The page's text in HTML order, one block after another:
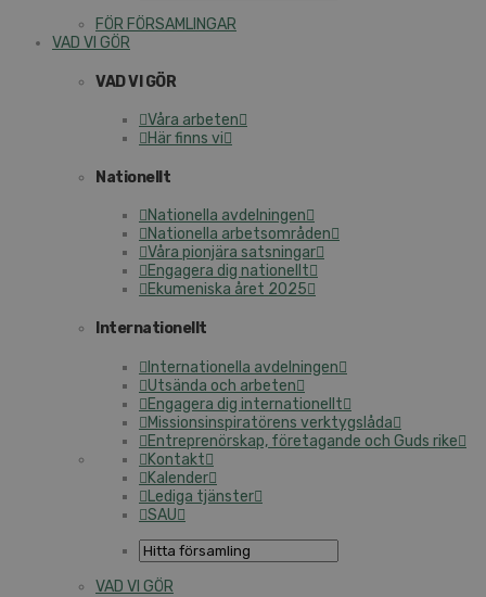
FÖR FÖRSAMLINGAR
VAD VI GÖR
VAD VI GÖR
Våra arbeten
Här finns vi
Nationellt
Nationella avdelningen
Nationella arbetsområden
Våra pionjära satsningar
Engagera dig nationellt
Ekumeniska året 2025
Internationellt
Internationella avdelningen
Utsända och arbeten
Engagera dig internationellt
Missionsinspiratörens verktygslåda
Entreprenörskap, företagande och Guds rike
Kontakt
Kalender
Lediga tjänster
SAU
VAD VI GÖR